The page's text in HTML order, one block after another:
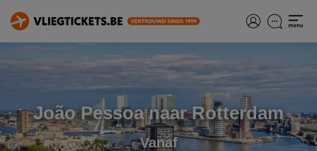
João Pessoa naar Rotterdam
Vanaf